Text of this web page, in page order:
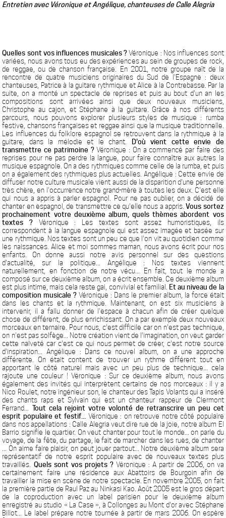
Entretien avec Véronique et Angélique, chanteuses de Calle Alegria
Quelles sont vos influences musicales ?Véronique : Nos influences sont
variées, nous avons tous eu des expériences au sein de groupes de rock,
de reggae, ou de chanson française. En 2001, notre groupe naît de la
rencontre de quatre musiciens originaires du Sud de l'Espagne : deux
chanteuses, Patrice à la guitare rythmique et Alice à la Contrebasse. Par la
suite, on a monté un spectacle de reprises et puis au bout d'un an les
compositions sont arrivées ainsi que deux nouveaux musiciens,
Christophe au cajon, et Stéphane à la guitare. Grâce à nos différents
parcours, nous pouvons explorer plusieurs styles de musique : rumba
festive, chansons françaises et reggae ainsi que la musique traditionnelle.
Les influences du folklore espagnol se retrouvent dans la rythmique à la
guitare, dans la mélodie et le chant.
D'où vient cette envie de
transmettre ce patrimoine ?Véronique : On a commencé par faire des
reprises pour ne pas perdre la langue, pour faire connaître aux autres la
musique espagnole. On a des rythmiques comme celle de la rumba, et puis
on a également des rythmiques plus actuelles. Angélique : Cette envie de
diffuser notre culture musicale vient aussi de la disparition d'une personne
très chère, en l'occurrence notre grand-mère à toutes les deux. C'est elle
qui nous a appris à parler espagnol. Pour ne pas oublier, on a décidé de
chanter en espagnol, de transmettre ce qu'elle nous a appris.Vous sortez
prochainement votre deuxième album, quels thèmes abordent vos
textes ? Véronique : Les textes sont assez humoristiques, ils
correspondent à la langue espagnole qui est assez imagée et basée sur
une rythmique. Nos textes sont un peu ce que l'on vit au quotidien comme
les naissances. Alice et moi sommes maman, nous avons écrit pour nos
enfants. On donne aussi notre avis personnel sur des questions
d'actualité, sur la politique... Angélique : Nos textes viennent
naturellement, en fonction de notre vécu... En fait, tout le monde a
composé sur ce deuxième album, on a écrit ensemble. Ce deuxième album
est plus intime, mais cela reste gai, convivial et familial.
Et au niveau de la
composition musicale ? Véronique : Dans le premier album, la force était
dans les chants et la rythmique. Maintenant, on est six musiciens à
intervenir, il a fallu donner de l'espace à chacun afin de créer quelque
chose de différent, de plus enrichissant. On a par exemple deux nouveaux
morceaux en ternaire. Pour nous, c'est difficile car on n'est pas technique,
on n'est pas solfège... Notre création vient de l'imagination, on veut garder
cette naïveté car c'est ce qui nous permet de créer, c'est notre source
d'inspiration... Angélique : Dans ce nouvel album, on a une approche
différente. On était content de trouver un rythme différent tout en
apportant le côté naturel mais avec un peu plus de technique... cela
rajoute une couleur ! Véronique : Sur ce deuxième album, nous avons
également des invités qui interprètent certains de nos morceaux : il y a
Nico Roulet, notre ingénieur son, le chanteur des Tapis Volants qui a inséré
des chants raps et Sylvain qui est un chanteur rappeur de Clermont
Ferrand... Tout cela rejoint votre volonté de retranscrire un peu cet
esprit populaire et festif...
Véronique : on retrouve notre côté populaire
dans nos appellations : Calle Alegria veut dire rue de la joie, notre album El
Barrio signifie le quartier. On veut chanter pour tout le monde... on parle du
voyage, de la fête, du partage, le fait de marcher dans les rues, de chanter
... On aime faire plaisir, on peut jouer partout... Notre deuxième album sera
représentatif de notre esprit populaire avec de nouveaux textes plus
travaillés. Quels sont vos projets ?Véronique : A partir de 2006, on va
certainement faire une résidence aux Abattoirs de Bourgoin afin de
travailler la mise en scène de notre spectacle. En novembre 2005, on fait
la première partie de Raul Paz au Ninkasi Kao. Août 2005 est le gros départ
de la coproduction avec un label parisien pour le deuxième album
enregistré au studio « La Case », à Collonges au Mont d'or avec Stéphane
Billot... Le label prépare notre tournée à partir de mars 2006. On espère